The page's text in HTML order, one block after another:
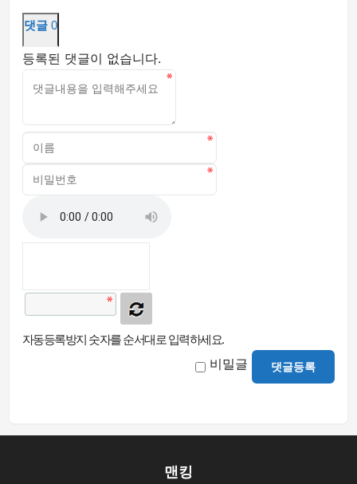
댓글 0
등록된 댓글이 없습니다.
자동등록방지 숫자를 순서대로 입력하세요.
비밀글 댓글등록
맨킹